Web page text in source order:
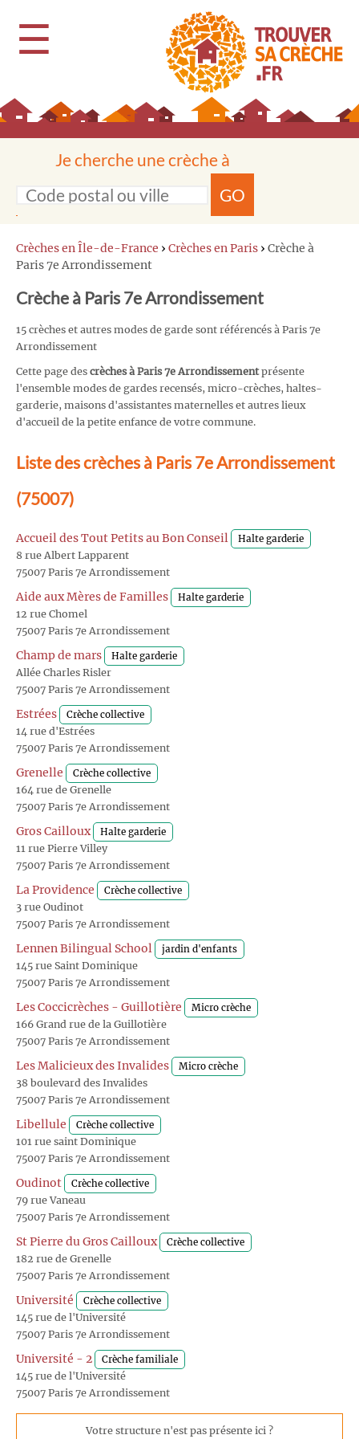
☰
Je cherche une crèche à
GO
Crèches en Île-de-France › Crèches en Paris › Crèche à
Paris 7e Arrondissement
Crèche à Paris 7e Arrondissement
15 crèches et autres modes de garde sont référencés à Paris 7e
Arrondissement
Cette page des crèches à Paris 7e Arrondissementprésente
l'ensemble modes de gardes recensés, micro-crèches, haltes-
garderie, maisons d'assistantes maternelles et autres lieux
d'accueil de la petite enfance de votre commune.
Liste des crèches à Paris 7e Arrondissement
(75007)
Accueil des Tout Petits au Bon Conseil Halte garderie
8 rue Albert Lapparent
75007 Paris 7e Arrondissement
Aide aux Mères de Familles Halte garderie
12 rue Chomel
75007 Paris 7e Arrondissement
Champ de mars Halte garderie
Allée Charles Risler
75007 Paris 7e Arrondissement
Estrées Crèche collective
14 rue d'Estrées
75007 Paris 7e Arrondissement
Grenelle Crèche collective
164 rue de Grenelle
75007 Paris 7e Arrondissement
Gros Cailloux Halte garderie
11 rue Pierre Villey
75007 Paris 7e Arrondissement
La Providence Crèche collective
3 rue Oudinot
75007 Paris 7e Arrondissement
Lennen Bilingual School jardin d'enfants
145 rue Saint Dominique
75007 Paris 7e Arrondissement
Les Coccicrèches - Guillotière Micro crèche
166 Grand rue de la Guillotière
75007 Paris 7e Arrondissement
Les Malicieux des Invalides Micro crèche
38 boulevard des Invalides
75007 Paris 7e Arrondissement
Libellule Crèche collective
101 rue saint Dominique
75007 Paris 7e Arrondissement
Oudinot Crèche collective
79 rue Vaneau
75007 Paris 7e Arrondissement
St Pierre du Gros Cailloux Crèche collective
182 rue de Grenelle
75007 Paris 7e Arrondissement
Université Crèche collective
145 rue de l'Université
75007 Paris 7e Arrondissement
Université - 2 Crèche familiale
145 rue de l'Université
75007 Paris 7e Arrondissement
Votre structure n'est pas présente ici ?